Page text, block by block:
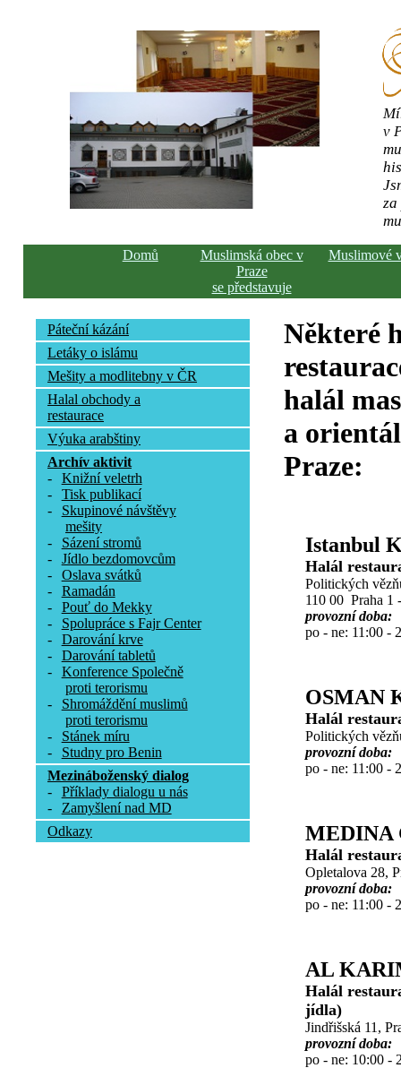
v
Domů
Muslimská obec v
Praze
se představuje
Muslimové
Páteční kázání
Letáky o islámu
Mešity a modlitebny v ČR
Halal obchody a
restaurace
Výuka arabštiny
Archív aktivit
-
Knižní veletrh
-
Tisk publikací
-
Skupinové návštěvy
mešity
-
Sázení stromů
-
Jídlo bezdomovcům
-
Oslava svátků
-
Ramadán
-
Pouť do Mekky
-
Spolupráce s Fajr Center
-
Darování krve
-
Darování tabletů
-
Konference Společně
proti terorismu
-
Shromáždění muslimů
proti terorismu
-
Stánek míru
-
Studny pro Benin
Mezináboženský dialog
-
Příklady dialogu u nás
-
Zamyšlení nad MD
Odkazy
Některé
halál
a
Praze:
Istanbul
Halál
Politických
110 00 Praha 1
provozní doba:
po - ne: 11:00 -
OSMAN
Halál
Politických
provozní doba:
po - ne: 11:00 -
MEDINA
Halál
Opletalova 28,
provozní doba:
po - ne: 11:00 -
AL
Halál
jídla)
Jindřišská 11,
provozní doba:
po - ne: 10:00 -